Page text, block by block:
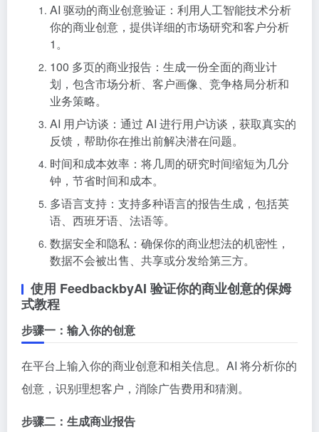
AI 驱动的商业创意验证：利用人工智能技术分析
你的商业创意，提供详细的市场研究和客户分析
1。
100 多页的商业报告：生成一份全面的商业计
划，包含市场分析、客户画像、竞争格局分析和
业务策略。
AI 用户访谈：通过 AI 进行用户访谈，获取真实的
反馈，帮助你在推出前解决潜在问题。
时间和成本效率：将几周的研究时间缩短为几分
钟，节省时间和成本。
多语言支持：支持多种语言的报告生成，包括英
语、西班牙语、法语等。
数据安全和隐私：确保你的商业想法的机密性，
数据不会被出售、共享或分发给第三方。
使用 FeedbackbyAI 验证你的商业创意的保姆
式教程
步骤一：输入你的创意
在平台上输入你的商业创意和相关信息。AI 将分析你的
创意，识别理想客户，消除广告费用和猜测。
步骤二：生成商业报告